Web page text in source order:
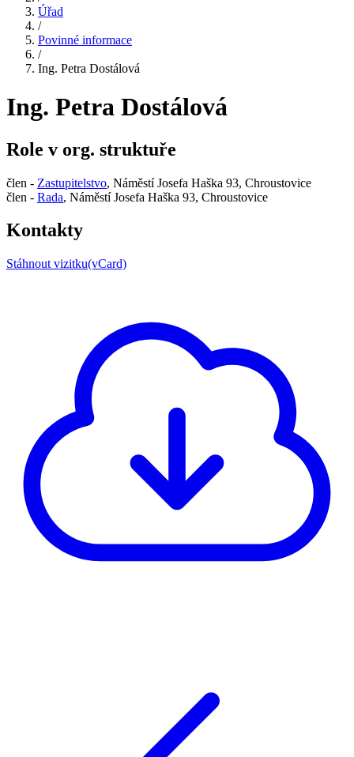
Úřad
/
Povinné informace
/
Ing. Petra Dostálová
Ing. Petra Dostálová
Role v org. struktuře
člen - Zastupitelstvo, Náměstí Josefa Haška 93, Chroustovice
člen - Rada, Náměstí Josefa Haška 93, Chroustovice
Kontakty
Stáhnout vizitku(vCard)